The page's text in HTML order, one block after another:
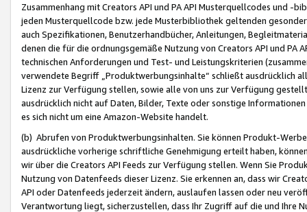
Zusammenhang mit Creators API und PA API Musterquellcodes und
jeden Musterquellcode bzw. jede Musterbibliothek geltenden
auch Spezifikationen, Benutzerhandbücher, Anleitungen,
denen die für die ordnungsgemäße Nutzung von Creators API und PA
technischen Anforderungen und Test- und Leistungskriterien
verwendete Begriff „Produktwerbungsinhalte“ schließt ausdrücklich
Lizenz zur Verfügung stellen, sowie alle von uns zur Verfügung
ausdrücklich nicht auf Daten, Bilder, Texte oder sonstige
es sich nicht um eine Amazon-Website handelt.
(b) Abrufen von Produktwerbungsinhalten. Sie können Produkt-
ausdrückliche vorherige schriftliche Genehmigung erteilt haben,
wir über die Creators API Feeds zur Verfügung stellen. Wenn Sie
Nutzung von Datenfeeds dieser Lizenz. Sie erkennen an, dass wir
API oder Datenfeeds jederzeit ändern, auslaufen lassen oder neu
Verantwortung liegt, sicherzustellen, dass Ihr Zugriff auf die und Ihre